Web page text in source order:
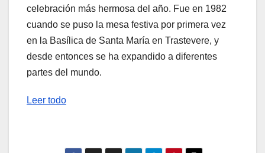
celebración más hermosa del año. Fue en 1982
cuando se puso la mesa festiva por primera vez
en la Basílica de Santa María en Trastevere, y
desde entonces se ha expandido a diferentes
partes del mundo.
Leer todo